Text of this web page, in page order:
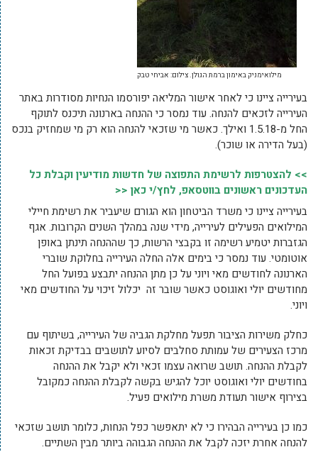
מילואימניק באימון ברמת הגולן. צילום: אביחי טבק
בעירייה ציינו כי לאחר אישור המליאה יפורסמו הנחיות מסודרות באתר
העירייה לזכאים להנחה. עוד נמסר כי ההנחה בארנונה תיכנס לתוקף
החל מ-1.5.18 ואילך. כאשר מי שזכאי להנחה הוא רק מי שמחזיק בנכס
(בעל הדירה או שוכר).
>> להצטרפות לרשימת התפוצה של חדשות מודיעין וקבלת כל
העדכונים ראשונים בווטסאפ, לחץ/י כאן <<
בעירייה ציינו כי משרד הביטחון הוא הגורם שיעביר את רשימת חיילי
המילואים הפעילים לעירייה, מידי שנה במהלך השנים הקרובות. אגף
הגזברות יטמיע רשימה זו בקבצי הרשות, כך שההנחה תינתן באופן
אוטומטי. עוד נמסר כי בימים אלה החלה העירייה בחלוקת שוברי
הארנונה לחודשים מאי ויוני על כן מתן ההנחה יתבצע בפועל החל
מחודשים יולי ואוגוסט כאשר שובר זה יכלול זיכוי על החודשים מאי
ויוני.
כחלק משירות הציבור תפעל מחלקת הגביה של העירייה, בשיתוף עם
מרכז הצעירים של עמותת סחלבים לסיוע לתושבים בבדיקת זכאות
לקבלת ההנחה. תושב שרואה עצמו זכאי ולא יקבל את ההנחה
בחודשים יולי ואוגוסט יוכל להגיש בקשה לקבלת ההנחה כמקובל
בצירוף אישור תעודת משרת מילואים פעיל.
כמו כן בעירייה הבהירו כי לא יתאפשר כפל הנחות, כלומר תושב שזכאי
להנחה אחרת יזכה לקבל את ההנחה הגבוהה ביותר מבין השתיים.